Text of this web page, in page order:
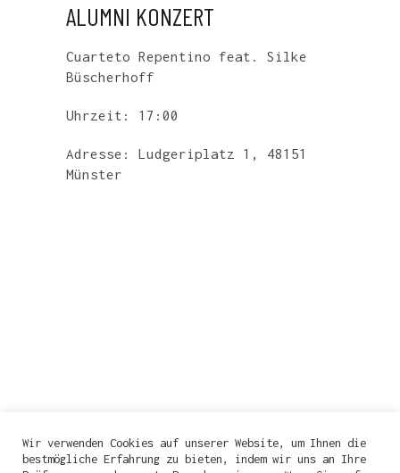
ALUMNI KONZERT
Cuarteto Repentino feat. Silke
Büscherhoff
Uhrzeit: 17:00
Adresse: Ludgeriplatz 1, 48151
Münster
Wir verwenden Cookies auf unserer Website, um Ihnen die
bestmögliche Erfahrung zu bieten, indem wir uns an Ihre